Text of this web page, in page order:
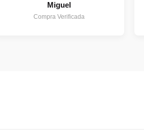
Miguel
Compra Verificada